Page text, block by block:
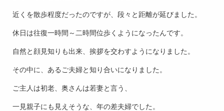
近くを散歩程度だったのですが、段々と距離が延びました。
休日は往復一時間～二時間位歩くようになったんです。
自然と顔見知りも出来、挨拶を交わすようになりました。
その中に、あるご夫婦と知り合いになりました。
ご主人は初老、奥さんは若妻と言う、
一見親子にも見えそうな、年の差夫婦でした。